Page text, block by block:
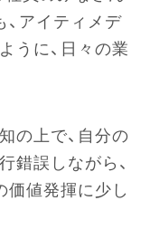
、アイティメデ
うに、日々の業
の上で、自分の
錯誤しながら、
価値発揮に少し